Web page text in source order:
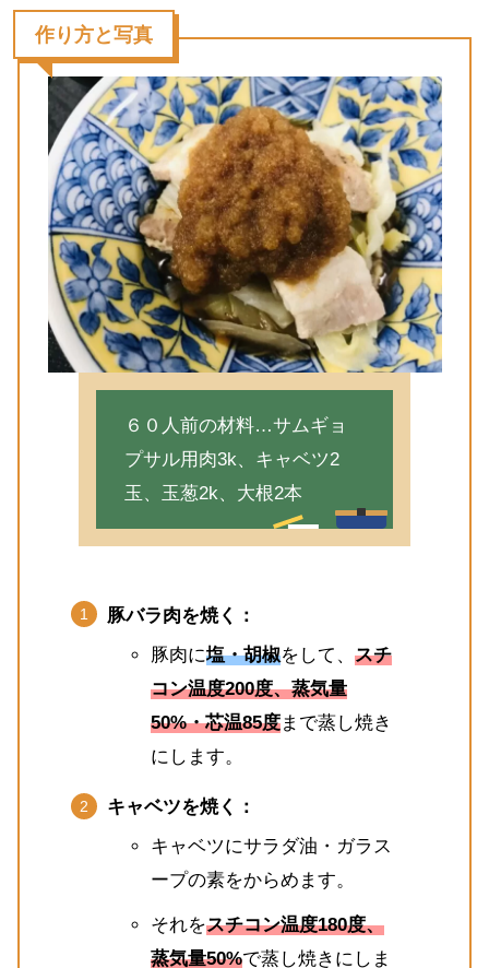
作り方と写真
６０人前の材料…サムギョ
プサル用肉3k、キャベツ2
玉、玉葱2k、大根2本
豚バラ肉を焼く：
豚肉に塩・胡椒をして、 スチ
コン温度200度、蒸気量
50%・芯温85度まで蒸し焼き
にします。
キャベツを焼く：
キャベツにサラダ油・ガラス
ープの素をからめます。
それをスチコン温度180度、
蒸気量50%で蒸し焼きにしま